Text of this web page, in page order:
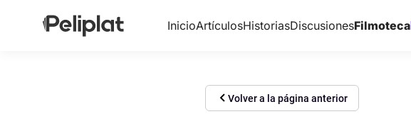
InicioArtículosHistoriasDiscusionesFilmoteca
Volver a la página anterior